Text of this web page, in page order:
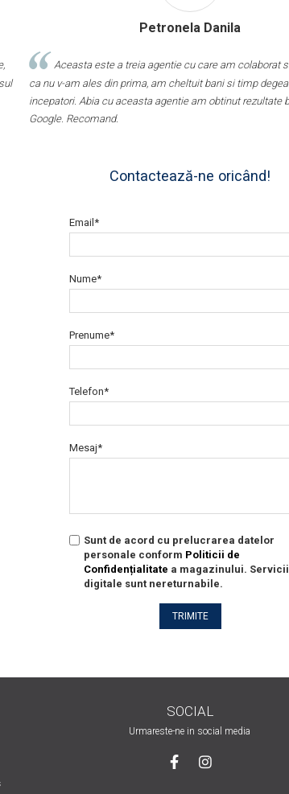
Petronela Danila
Aceasta este a treia agentie cu care am colaborat
ca nu v-am ales din prima, am cheltuit bani si timp
incepatori. Abia cu aceasta agentie am obtinut rezultate
Google. Recomand.
Contactează-ne oricând!
Email*
Nume*
Prenume*
Telefon*
Mesaj*
Sunt de acord cu prelucrarea datelor
personale conform Politicii de
Confidențialitate a magazinului.
digitale sunt nereturnabile.
TRIMITE
SOCIAL
Urmareste-ne in social media